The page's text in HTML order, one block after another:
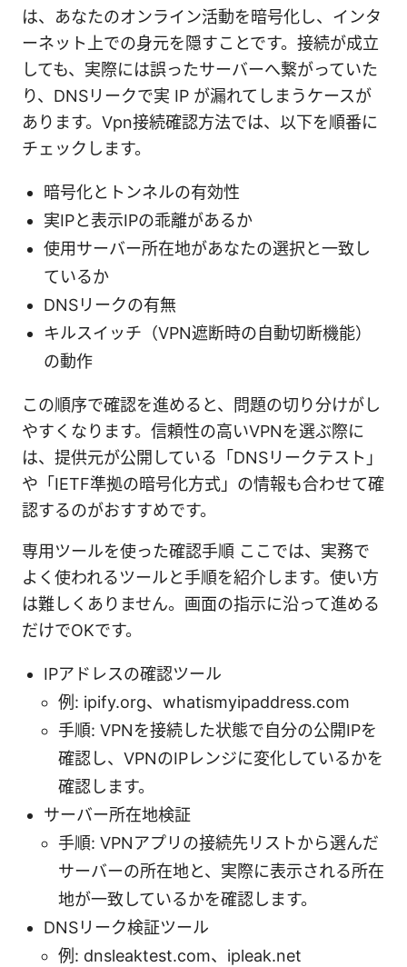
は、あなたのオンライン活動を暗号化し、インタ
ーネット上での身元を隠すことです。接続が成立
しても、実際には誤ったサーバーへ繋がっていた
り、DNSリークで実 IP が漏れてしまうケースが
あります。Vpn接続確認方法では、以下を順番に
チェックします。
暗号化とトンネルの有効性
実IPと表示IPの乖離があるか
使用サーバー所在地があなたの選択と一致し
ているか
DNSリークの有無
キルスイッチ（VPN遮断時の自動切断機能）
の動作
この順序で確認を進めると、問題の切り分けがし
やすくなります。信頼性の高いVPNを選ぶ際に
は、提供元が公開している「DNSリークテスト」
や「IETF準拠の暗号化方式」の情報も合わせて確
認するのがおすすめです。
専用ツールを使った確認手順 ここでは、実務で
よく使われるツールと手順を紹介します。使い方
は難しくありません。画面の指示に沿って進める
だけでOKです。
IPアドレスの確認ツール
例: ipify.org、whatismyipaddress.com
手順: VPNを接続した状態で自分の公開IPを
確認し、VPNのIPレンジに変化しているかを
確認します。
サーバー所在地検証
手順: VPNアプリの接続先リストから選んだ
サーバーの所在地と、実際に表示される所在
地が一致しているかを確認します。
DNSリーク検証ツール
例: dnsleaktest.com、ipleak.net